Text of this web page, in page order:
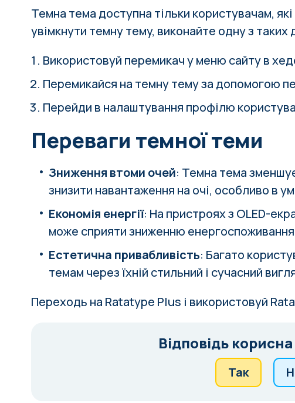
Темна тема доступна тільки користувачам,
увімкнути темну тему, виконайте одну з таких
Використовуй перемикач у меню сайту в
Перемикайся на темну тему за допомогою
Перейди в налаштування профілю
Переваги темної теми
Зниження втоми очей: Темна тема
знизити навантаження на очі, особливо в
Економія енергії: На пристроях з OLED-
може сприяти зниженню
Естетична привабливість: Багато
темам через їхній стильний і сучасний
Переходь на Ratatype Plus і використовуй
Відповідь
Так